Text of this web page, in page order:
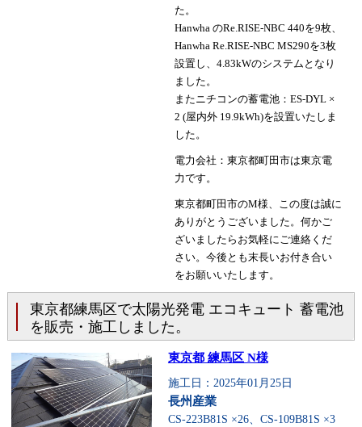
た。
Hanwha のRe.RISE-NBC 440を9枚、
Hanwha Re.RISE-NBC MS290を3枚
設置し、4.83kWのシステムとなり
ました。
またニチコンの蓄電池：ES-DYL ×
2 (屋内外 19.9kWh)を設置いたしま
した。
電力会社：東京都町田市は東京電
力です。
東京都町田市のM様、この度は誠に
ありがとうございました。何かご
ざいましたらお気軽にご連絡くだ
さい。今後とも末長いお付き合い
をお願いいたします。
東京都練馬区で太陽光発電 エコキュート 蓄電池
を販売・施工しました。
東京都 練馬区 N様
施工日：2025年01月25日
長州産業
CS-223B81S ×26、CS-109B81S ×3